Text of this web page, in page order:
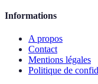
Informations
A propos
Contact
Mentions légales
Politique de